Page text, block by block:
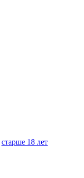
старше 18 лет